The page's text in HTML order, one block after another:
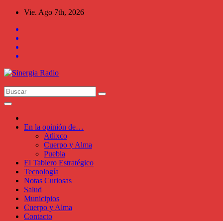
Saltar
contenido
Vie. Ago 7th, 2026
En la opinión de…
Atlixco
Cuerpo y Alma
Puebla
El Tablero Estratégico
Tecnología
Notas Curiosas
Salud
Municipios
Cuerpo y Alma
Contacto